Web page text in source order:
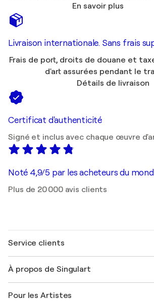
En savoir plus
Livraison internationale. Sans frais
Frais de port, droits de douane et
d'art assurées pendant le
Détails de livraison
Certificat d'authenticité
Signé et inclus avec chaque œuvre
Noté 4,9/5 par les acheteurs du
Plus de 20 000 avis clients
Service clients
Expédition
Offrir une carte cadeau
À propos de Singulart
FAQ
Pour les Artistes